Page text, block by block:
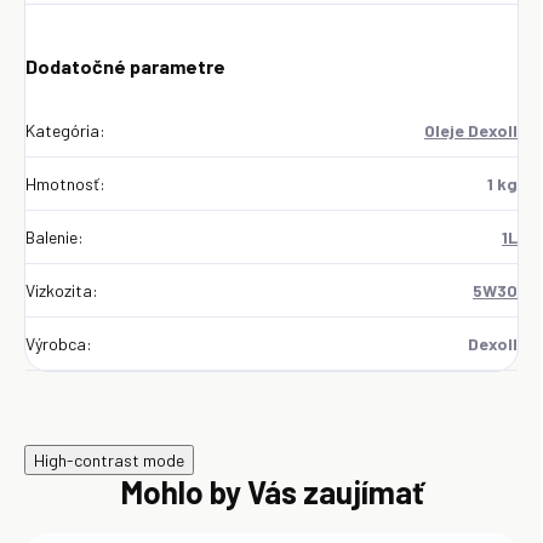
Dodatočné parametre
Kategória: Oleje Dexoll
Hmotnosť: 1 kg
Balenie: 1L
Vizkozita: 5W30
Výrobca: Dexoll
High-contrast mode
Mohlo by Vás zaujímať